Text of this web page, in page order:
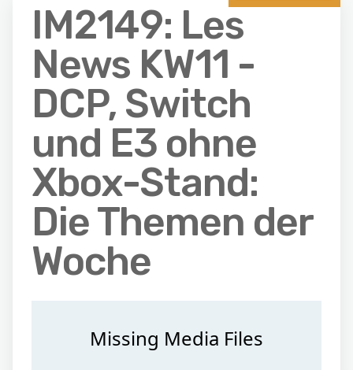
IM2149: Les
News KW11 -
DCP, Switch
und E3 ohne
Xbox-Stand:
Die Themen der
Woche